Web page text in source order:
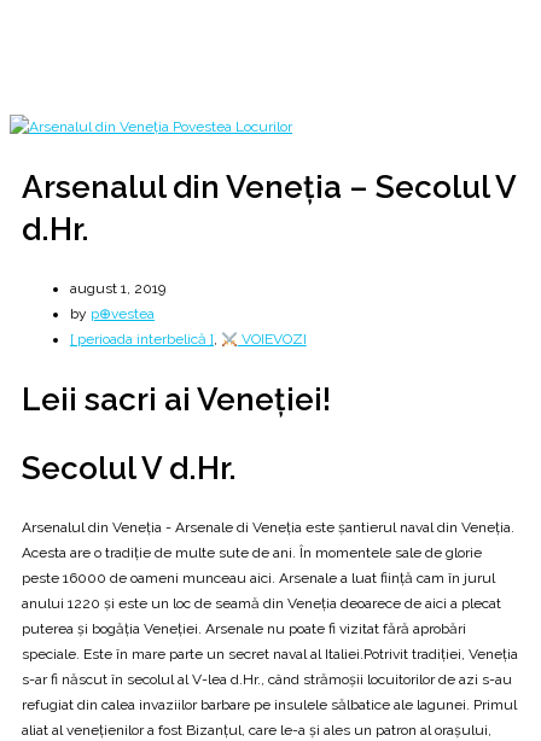
Arsenalul din Veneţia – Secolul V
d.Hr.
august 1, 2019
by p⊕vestea
[ perioada interbelică ], VOIEVOZI
Leii sacri ai Veneţiei!
Secolul V d.Hr.
Arsenalul din Veneţia - Arsenale di Veneţia este șantierul naval din Veneția.
Acesta are o tradiție de multe sute de ani. În momentele sale de glorie
peste 16000 de oameni munceau aici. Arsenale a luat ființă cam în jurul
anului 1220 și este un loc de seamă din Veneția deoarece de aici a plecat
puterea și bogăția Veneției. Arsenale nu poate fi vizitat fără aprobări
speciale. Este în mare parte un secret naval al Italiei.Potrivit tradiției, Veneția
s-ar fi născut în secolul al V-lea d.Hr., când strămoșii locuitorilor de azi s-au
refugiat din calea invaziilor barbare pe insulele sălbatice ale lagunei. Primul
aliat al venețienilor a fost Bizanțul, care le-a și ales un patron al orașului,